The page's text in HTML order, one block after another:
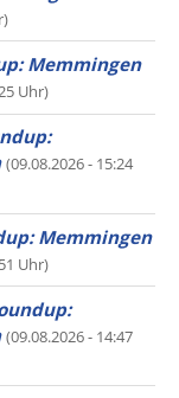
Memmingen
Uhr)
(09.08.2026 - 15:24
Memmingen
Uhr)
(09.08.2026 - 14:47